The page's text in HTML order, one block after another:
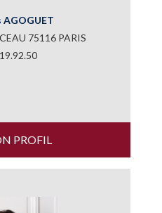
AGOGUET
75116 PARIS
PROFIL